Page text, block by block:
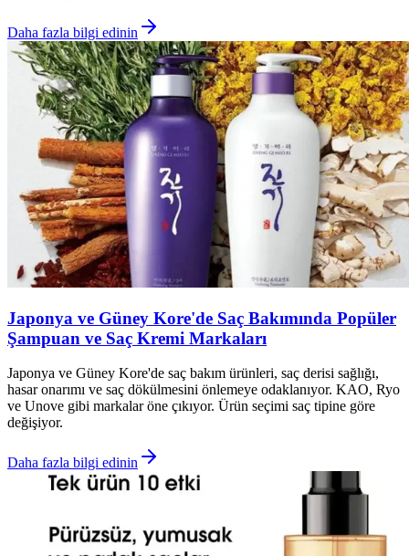
Daha fazla bilgi edinin
Japonya ve Güney Kore'de Saç Bakımında Popüler
Şampuan ve Saç Kremi Markaları
Japonya ve Güney Kore'de saç bakım ürünleri, saç derisi sağlığı,
hasar onarımı ve saç dökülmesini önlemeye odaklanıyor. KAO, Ryo
ve Unove gibi markalar öne çıkıyor. Ürün seçimi saç tipine göre
değişiyor.
Daha fazla bilgi edinin